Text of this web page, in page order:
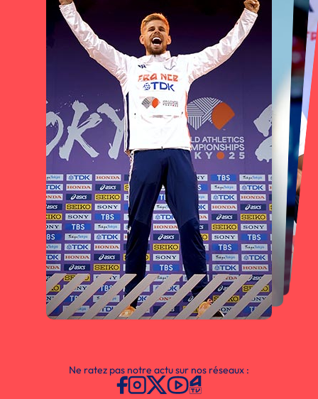
Ne ratez pas notre actu sur nos réseaux :